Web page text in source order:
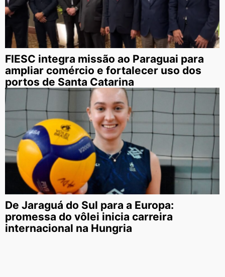
FIESC integra missão ao Paraguai para
ampliar comércio e fortalecer uso dos
portos de Santa Catarina
De Jaraguá do Sul para a Europa:
promessa do vôlei inicia carreira
internacional na Hungria